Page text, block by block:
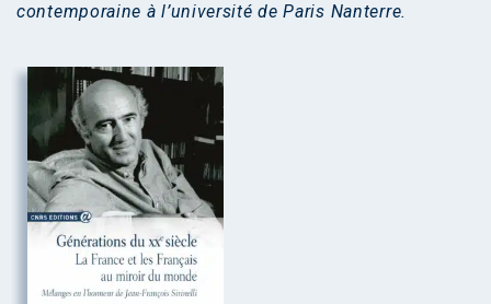
contemporaine à l’université de Paris Nanterre.